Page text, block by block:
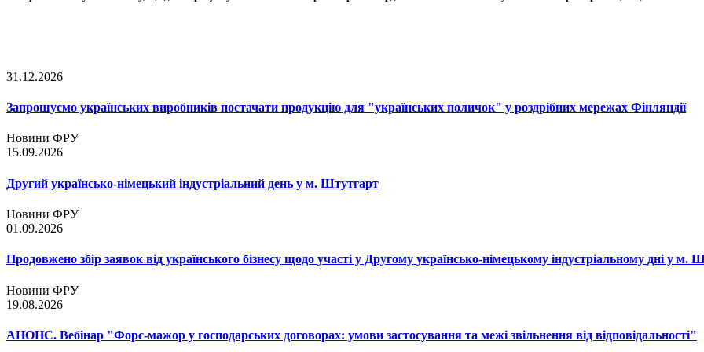
31.12.2026
Запрошуємо українських виробників постачати продукцію для "українських поличок" у роздрібних мережах Фінляндії
Новини ФРУ
15.09.2026
Другий українсько-німецький індустріальний день у м. Штутгарт
Новини ФРУ
01.09.2026
Продовжено збір заявок від українського бізнесу щодо участі у Другому українсько-німецькому індустріальному дні у м.
Новини ФРУ
19.08.2026
АНОНС. Вебінар "Форс-мажор у господарських договорах: умови застосування та межі звільнення від відповідальності"